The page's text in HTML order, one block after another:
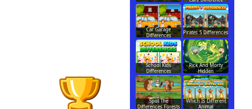
Car Garage
Differences
Pirates 5 Differences
School Kids
Differences
Rick And Morty
Hidden
Spot The
Differences Forests
Which Is Different
Animal